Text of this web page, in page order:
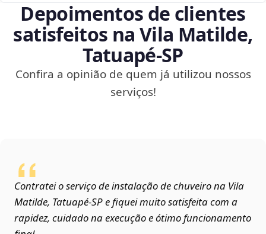
Depoimentos de clientes
satisfeitos na Vila Matilde,
Tatuapé‑SP
Confira a opinião de quem já utilizou nossos
serviços!
Contratei o serviço de instalação de chuveiro na Vila
Matilde, Tatuapé‑SP e fiquei muito satisfeita com a
rapidez, cuidado na execução e ótimo funcionamento